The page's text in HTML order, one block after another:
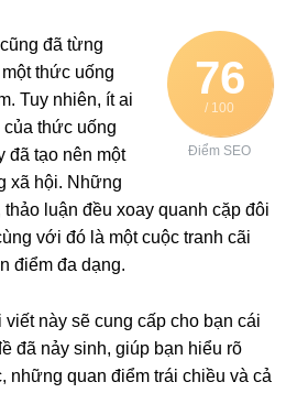
76
/ 100
Điểm SEO
đã từng
thức uống
Tuy nhiên, ít ai
thức uống
đã tạo nên một
xã hội. Những
luận đều xoay quanh cặp đôi
với đó là một cuộc tranh cãi
điểm đa dạng.
này sẽ cung cấp cho bạn cái
đã nảy sinh, giúp bạn hiểu rõ
những quan điểm trái chiều và cả